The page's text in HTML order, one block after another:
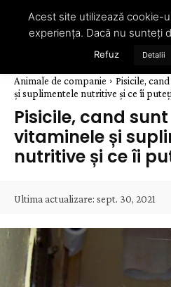
Animale de companie
Pisicile,
și suplimentele nutritive și ce îi
Pisicile, cand
vitaminele și
nutritive și ce îi
Ultima actualizare: sept. 30, 2021
Acest site utilizează cookie-
experiența. Dacă nu sunteți
Refuz Detalii